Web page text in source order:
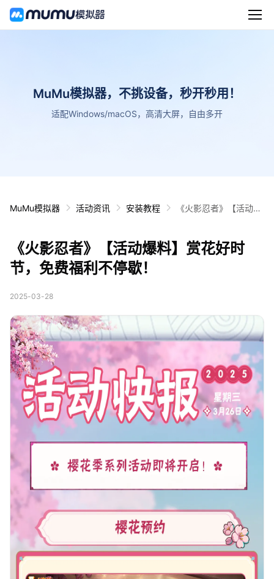
MuMu模拟器，不挑设备，秒开秒用！
适配Windows/macOS，高清大屏，自由多开
MuMu模拟器 活动资讯 安装教程
《火影忍者》【活动爆
《火影忍者》【活动爆料】赏花好时
节，免费福利不停歇！
2025-03-28